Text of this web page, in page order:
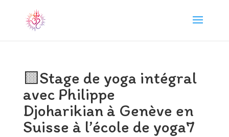
🟨Stage de yoga intégral
avec Philippe
Djoharikian à Genève en
Suisse à l’école de yoga7